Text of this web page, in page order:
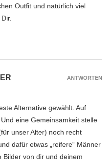
Outfit und natürlich viel
Alternative gewählt. Auf
eine Gemeinsamkeit stelle
unser Alter) noch recht
dafür etwas „reifere“ Männer
Bilder von dir und deinem
ANTWORTEN